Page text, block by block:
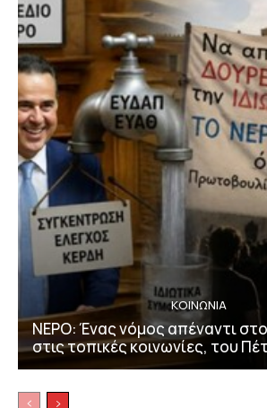
ΚΟΙΝΩΝΙΑ
ΝΕΡΟ: Ένας νόμος απέναντι
στις τοπικές κοινωνίες, του